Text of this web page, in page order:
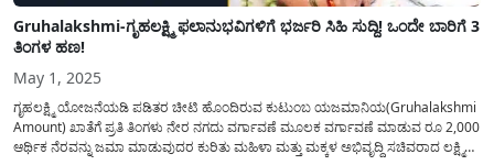
Gruhalakshmi-ಗೃಹಲಕ್ಷ್ಮಿ ಫಲಾನುಭವಿಗಳಿಗೆ ಭರ್ಜರಿ ಸಿಹಿ ಸುದ್ದಿ! ಒಂದೇ ಬಾರಿಗೆ 3
ತಿಂಗಳ ಹಣ!
May 1, 2025
ಗೃಹಲಕ್ಷ್ಮಿ ಯೋಜನೆಯಡಿ ಪಡಿತರ ಚೀಟಿ ಹೊಂದಿರುವ ಕುಟುಂಬ ಯಜಮಾನಿಯ(Gruhalakshmi
Amount) ಖಾತೆಗೆ ಪ್ರತಿ ತಿಂಗಳು ನೇರ ನಗದು ವರ್ಗಾವಣೆ ಮೂಲಕ ವರ್ಗಾವಣೆ ಮಾಡುವ ರೂ 2,000
ಆರ್ಥಿಕ ನೆರವನ್ನು ಜಮಾ ಮಾಡುವುದರ ಕುರಿತು ಮಹಿಳಾ ಮತ್ತು ಮಕ್ಕಳ ಅಭಿವೃದ್ಧಿ ಸಚಿವರಾದ ಲಕ್ಷ್ಮಿ